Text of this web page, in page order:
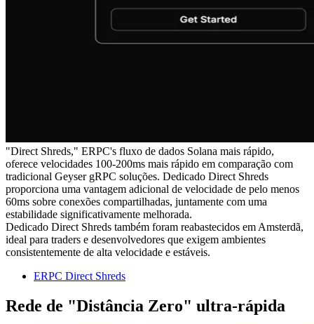
"Direct Shreds," ERPC's fluxo de dados Solana mais rápido,
oferece velocidades 100-200ms mais rápido em comparação com
tradicional Geyser gRPC soluções. Dedicado Direct Shreds
proporciona uma vantagem adicional de velocidade de pelo menos
60ms sobre conexões compartilhadas, juntamente com uma
estabilidade significativamente melhorada.
Dedicado Direct Shreds também foram reabastecidos em Amsterdã,
ideal para traders e desenvolvedores que exigem ambientes
consistentemente de alta velocidade e estáveis.
ERPC Direct Shreds
Rede de "Distância Zero" ultra-rápida